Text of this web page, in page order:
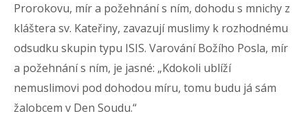
Prorokovu, mír a požehnání s ním, dohodu s mnichy z
kláštera sv. Kateřiny, zavazují muslimy k rozhodnému
odsudku skupin typu ISIS. Varování Božího Posla, mír
a požehnání s ním, je jasné: „Kdokoli ublíží
nemuslimovi pod dohodou míru, tomu budu já sám
žalobcem v Den Soudu.“